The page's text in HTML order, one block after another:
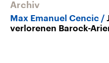
Archiv
Max Emanuel Cencic
verlorenen Barock-